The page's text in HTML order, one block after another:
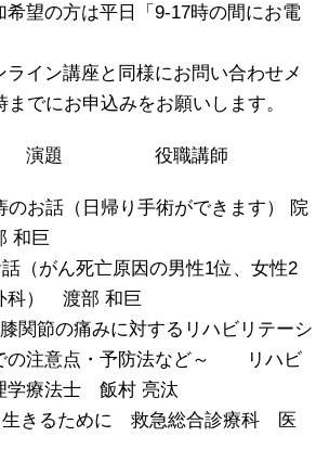
希望の方は平日「9-17時の間にお電
ライン講座と同様にお問い合わせメ
でにお申込みをお願いします。
演題 役職講師
のお話（日帰り手術ができます） 院
和巨
（がん死亡原因の男性1位、女性2
科） 渡部 和巨
関節の痛みに対するリハビリテーシ
の注意点・予防法など～ リハビ
学療法士 飯村 亮汰
生きるために 救急総合診療科 医